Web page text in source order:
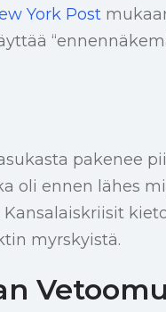
York Post
pakenee
oli ennen lähes
myrskyistä.